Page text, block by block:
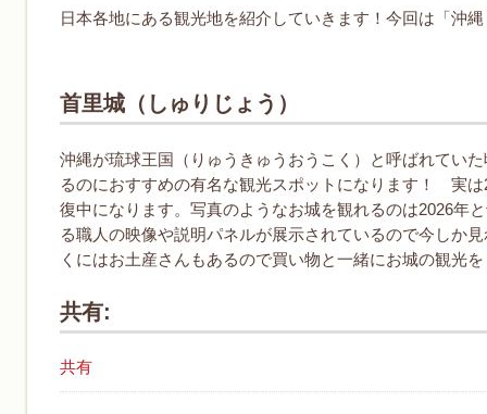
日本各地にある観光地を紹介していきます！今回は「沖
首里城（しゅりじょう）
沖縄が琉球王国（りゅうきゅうおうこく）と呼ばれてい
るのにおすすめの有名な観光スポットになります！ 実
復中になります。写真のようなお城を観れるのは2026年
る職人の映像や説明パネルが展示されているので今しか
くにはお土産さんもあるので買い物と一緒にお城の観光
共有:
共有